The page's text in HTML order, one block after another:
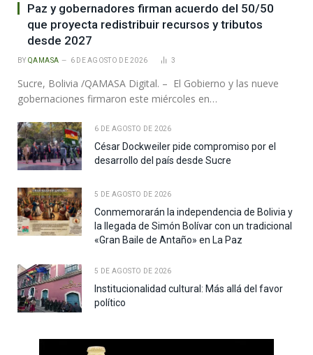
Paz y gobernadores firman acuerdo del 50/50
que proyecta redistribuir recursos y tributos
desde 2027
BY QAMASA 6 DE AGOSTO DE 2026 3
Sucre, Bolivia /QAMASA Digital. – El Gobierno y las nueve
gobernaciones firmaron este miércoles en…
6 DE AGOSTO DE 2026
César Dockweiler pide compromiso por el
desarrollo del país desde Sucre
5 DE AGOSTO DE 2026
Conmemorarán la independencia de Bolivia y
la llegada de Simón Bolívar con un tradicional
«Gran Baile de Antaño» en La Paz
5 DE AGOSTO DE 2026
Institucionalidad cultural: Más allá del favor
político